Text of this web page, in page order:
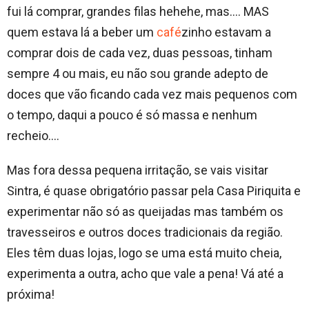
fui lá comprar, grandes filas hehehe, mas…. MAS
quem estava lá a beber um cafézinho estavam a
comprar dois de cada vez, duas pessoas, tinham
sempre 4 ou mais, eu não sou grande adepto de
doces que vão ficando cada vez mais pequenos com
o tempo, daqui a pouco é só massa e nenhum
recheio….
Mas fora dessa pequena irritação, se vais visitar
Sintra, é quase obrigatório passar pela Casa Piriquita e
experimentar não só as queijadas mas também os
travesseiros e outros doces tradicionais da região.
Eles têm duas lojas, logo se uma está muito cheia,
experimenta a outra, acho que vale a pena! Vá até a
próxima!